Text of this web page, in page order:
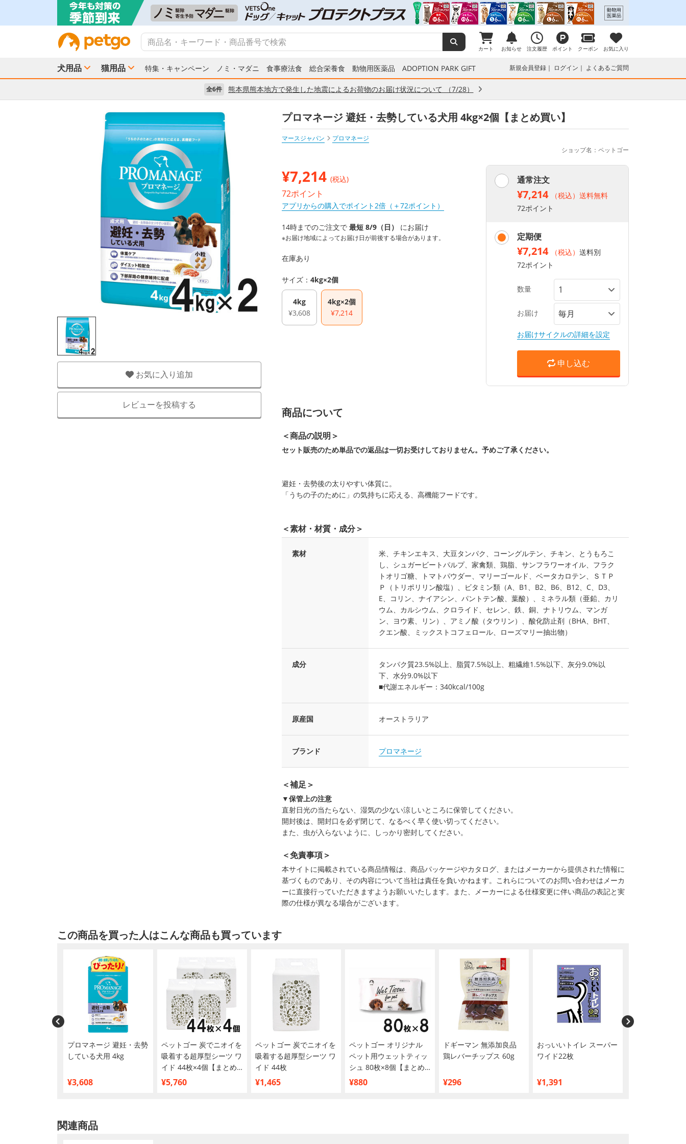
カート お知らせ 注文履歴 ポイント クーポン お気に入り
犬用品 猫用品 特集・キャンペーン ノミ・マダニ 食事療法食 総合栄養食 動物用医薬品 ADOPTION PARK GIFT 新規会員登録 ログイン よくあるご質問
全6件 熊本県熊本地方で発生した地震によるお荷物のお届け状況について （7/28）
お気に入り追加
レビューを投稿する
プロマネージ 避妊・去勢している犬用 4kg×2個【まとめ買い】
マースジャパン
プロマネージ
ショップ名：ペットゴー
¥7,214 (税込)
72ポイント
アプリからの購入でポイント2倍（＋72ポイント）
14時までのご注文で 最短 8/9（日） にお届け
※お届け地域によってお届け日が前後する場合があります。
在庫あり
サイズ： 4kg×2個
4kg
¥3,608
4kg×2個
¥7,214
通常注文
¥7,214
（税込）送料無料
72ポイント
定期便
¥7,214 （税込） 送料別
72ポイント
数量
お届け
お届けサイクルの詳細を設定
申し込む
商品について
＜商品の説明＞
セット販売のため単品での返品は一切お受けしておりません。予めご了承ください。
避妊・去勢後の太りやすい体質に。
「うちの子のために」の気持ちに応える、高機能フードです。
＜素材・材質・成分＞
素材
米、チキンエキス、大豆タンパク、コーングルテン、チキン、とうもろこ
し、シュガービートパルプ、家禽類、鶏脂、サンフラワーオイル、フラク
トオリゴ糖、トマトパウダー、マリーゴールド、ベータカロテン、ＳＴＰ
Ｐ（トリポリリン酸塩）、ビタミン類（A、B1、B2、B6、B12、C、D3、
E、コリン、ナイアシン、パントテン酸、葉酸）、ミネラル類（亜鉛、カリ
ウム、カルシウム、クロライド、セレン、鉄、銅、ナトリウム、マンガ
ン、ヨウ素、リン）、アミノ酸（タウリン）、酸化防止剤（BHA、BHT、
クエン酸、ミックストコフェロール、ローズマリー抽出物）
成分
タンパク質23.5%以上、脂質7.5%以上、粗繊維1.5%以下、灰分9.0%以
下、水分9.0%以下
■代謝エネルギー：340kcal/100g
原産国 オーストラリア
ブランド プロマネージ
＜補足＞
▼保管上の注意
直射日光の当たらない、湿気の少ない涼しいところに保管してください。
開封後は、開封口を必ず閉じて、なるべく早く使い切ってください。
また、虫が入らないように、しっかり密封してください。
＜免責事項＞
本サイトに掲載されている商品情報は、商品パッケージやカタログ、またはメーカーから提供された情報に
基づくものであり、その内容について当社は責任を負いかねます。これらについてのお問い合わせはメーカ
ーに直接行っていただきますようお願いいたします。また、メーカーによる仕様変更に伴い商品の表記と実
際の仕様が異なる場合がございます。
この商品を買った人はこんな商品も買っています
プロマネージ 避妊・去勢
している犬用 4kg
¥3,608
ペットゴー 炭でニオイを
吸着する超厚型シーツ ワ
イド 44枚×4個【まとめ
買い】
¥5,760
ペットゴー 炭でニオイを
吸着する超厚型シーツ ワ
イド 44枚
¥1,465
ペットゴー オリジナル
ペット用ウェットティッ
シュ 80枚×8個【まとめ
買い】
¥880
ドギーマン 無添加良品
鶏レバーチップス 60g
¥296
おっいいトイレ スーパー
ワイド22枚
¥1,391
関連商品